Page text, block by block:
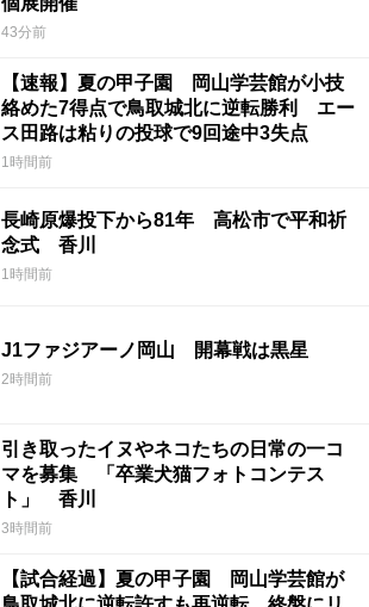
43分前
【速報】夏の甲子園 岡山学芸館が小技
絡めた7得点で鳥取城北に逆転勝利 エー
ス田路は粘りの投球で9回途中3失点
1時間前
長崎原爆投下から81年 高松市で平和祈
念式 香川
1時間前
J1ファジアーノ岡山 開幕戦は黒星
2時間前
引き取ったイヌやネコたちの日常の一コ
マを募集 「卒業犬猫フォトコンテス
ト」 香川
3時間前
【試合経過】夏の甲子園 岡山学芸館が